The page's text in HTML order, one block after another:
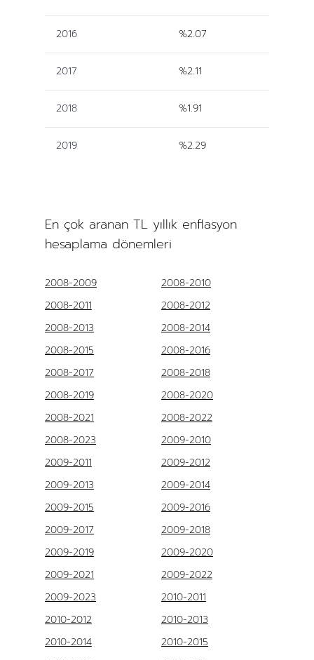
2016 %2.07
2017 %2.11
2018 %1.91
2019 %2.29
En çok aranan TL yıllık enflasyon
hesaplama dönemleri
2008-2009
2008-2010
2008-2011
2008-2012
2008-2013
2008-2014
2008-2015
2008-2016
2008-2017
2008-2018
2008-2019
2008-2020
2008-2021
2008-2022
2008-2023
2009-2010
2009-2011
2009-2012
2009-2013
2009-2014
2009-2015
2009-2016
2009-2017
2009-2018
2009-2019
2009-2020
2009-2021
2009-2022
2009-2023
2010-2011
2010-2012
2010-2013
2010-2014
2010-2015